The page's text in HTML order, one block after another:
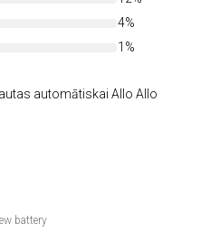
4%
1%
automātiskai Allo Allo
battery